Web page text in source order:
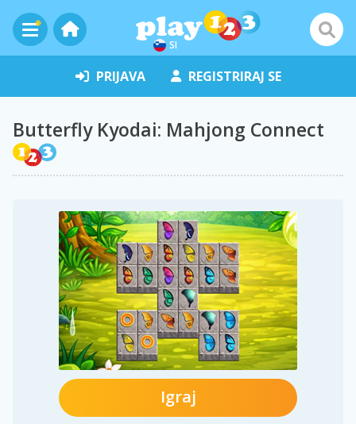
SI
PRIJAVA REGISTRIRAJ SE
Butterfly Kyodai: Mahjong Connect
Igraj